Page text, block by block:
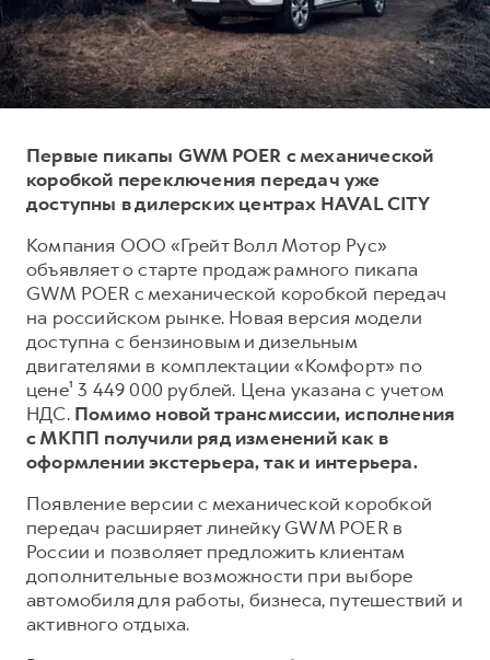
DARGO
от 3 199 000 ₽
DARGO X
от 3 499 000 ₽
F7
от 2 899 000 ₽ от 3 599 000 ₽
POER
от 3 449 000 ₽
Тест-драйв
Трейд-ин
Кредитный калькулятор
Страхование
Кредит
КОРПОРАТИВНЫМ КЛИЕНТАМ
Для малого бизнеса
Корпоративным клиентам
Крупным корпоративным клиентам
Система управления автопарком
Сервис для корпоративных клиентов
HAVAL Лизинг
АКСЕССУАРЫ HAVAL
Автомобильные аксессуары
СЕРВИСНОЕ ОБСЛУЖИВАНИЕ
Нулевое ТО
Программа «Помощь на дороге»
Электронный ПТС
ПОДДЕРЖКА
GWM Безопасность
Гарантия HAVAL
Мобильное приложение GWM
Программа «HAVAL Защита+»
Руководства по эксплуатации
Подписки
АКСЕССУАРЫ HAVAL
Автомобильные аксессуары
Коллекция CITY
Коллекция Базовая
О дилере
Наша команда
Контакты
Первые пикапы GWM POER с механической
коробкой переключения передач уже
доступны в дилерских центрах HAVAL CITY
Компания ООО «Грейт Волл Мотор Рус»
объявляет о старте продаж рамного пикапа
GWM POER с механической коробкой передач
на российском рынке. Новая версия модели
доступна с бензиновым и дизельным
двигателями в комплектации «Комфорт» по
цене¹ 3 449 000 рублей. Цена указана с учетом
НДС. Помимо новой трансмиссии, исполнения
с МКПП получили ряд изменений как в
оформлении экстерьера, так и интерьера.
Появление версии с механической коробкой
передач расширяет линейку GWM POER в
России и позволяет предложить клиентам
дополнительные возможности при выборе
автомобиля для работы, бизнеса, путешествий и
активного отдыха.